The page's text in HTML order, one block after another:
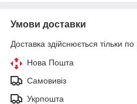
Умови доставки
Доставка здійснюється тільки по
Нова Пошта
Самовивіз
Укрпошта